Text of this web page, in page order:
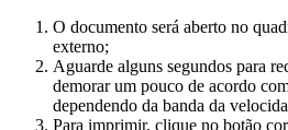
O documento será aberto no
externo;
Aguarde alguns segundos para
demorar um pouco de acordo
dependendo da banda da
Para imprimir, clique no botão